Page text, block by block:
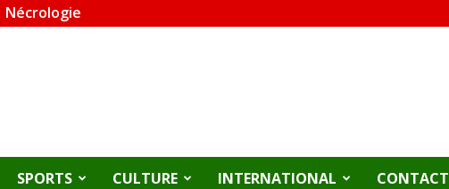
Nécrologie
SPORTS CULTURE INTERNATIONAL CONTACT